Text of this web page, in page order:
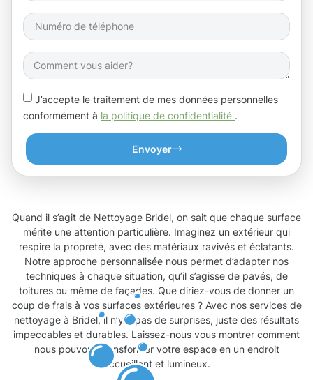
J’accepte le traitement de mes données personnelles
conformément à la politique de confidentialité
Envoyer
Quand il s’agit de Nettoyage Bridel, on sait que chaque surface
mérite une attention particulière. Imaginez un extérieur qui
respire la propreté, avec des matériaux ravivés et éclatants.
Notre approche personnalisée nous permet d’adapter nos
techniques à chaque situation, qu’il s’agisse de pavés, de
toitures ou même de façades. Que diriez-vous de donner un
coup de frais à vos surfaces extérieures ? Avec nos services de
nettoyage à Bridel, il n’y a pas de surprises, juste des résultats
impeccables et durables. Laissez-nous vous montrer comment
nous pouvons transformer votre espace en un endroit
accueillant et lumineux.